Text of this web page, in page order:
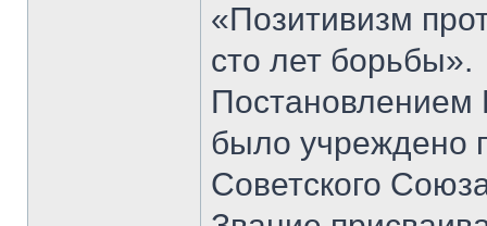
«Позитивизм
сто лет борьбы».
было учреждено
Советского